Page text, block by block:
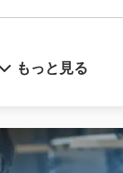
もっと見る